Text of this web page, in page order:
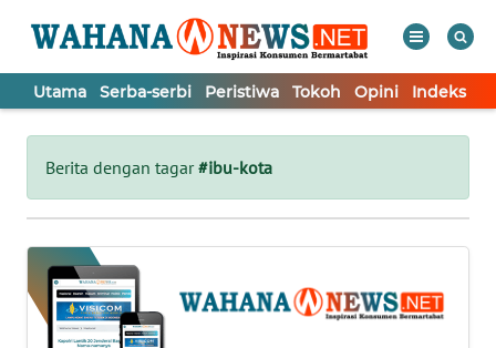
Utama Serba-serbi Peristiwa Tokoh Opini Indeks
Berita dengan tagar#ibu-kota
Tutup
UTAMA
SERBA-
SERBI